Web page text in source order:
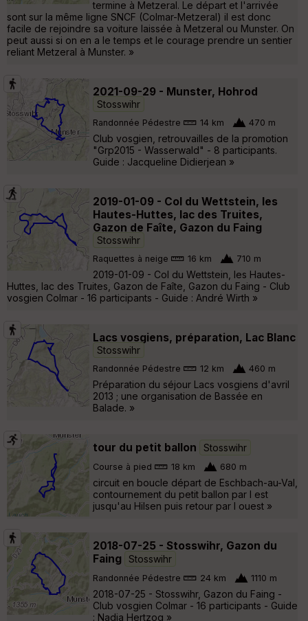
termine à Metzeral. Le départ et l'arrivée
sont sur la même ligne SNCF (Colmar-Metzeral) il est donc
facile de rejoindre sa voiture laissée à Metzeral ou Munster. On
peut aussi si on en a le temps et le courage prendre un sentier
reliant Metzeral à Munster. »
2021-09-29 - Munster, Hohrod
Stosswihr
Randonnée Pédestre 14 km 470 m
Club vosgien, retrouvailles de la promotion
"Grp2015 - Wasserwald" - 8 participants.
Guide : Jacqueline Didierjean »
2019-01-09 - Col du Wettstein, les
Hautes-Huttes, lac des Truites,
Gazon de Faîte, Gazon du Faing
Stosswihr
Raquettes à neige 16 km 710 m
2019-01-09 - Col du Wettstein, les Hautes-
Huttes, lac des Truites, Gazon de Faîte, Gazon du Faing - Club
vosgien Colmar - 16 participants - Guide : André Wirth »
Lacs vosgiens, préparation, Lac Blanc
Stosswihr
Randonnée Pédestre 12 km 460 m
Préparation du séjour Lacs vosgiens d'avril
2013 ; une organisation de Bassée en
Balade. »
tour du petit ballon Stosswihr
Course à pied 18 km 680 m
circuit en boucle départ de Eschbach-au-Val,
contournement du petit ballon par l est
jusqu'au Hilsen puis retour par l ouest »
2018-07-25 - Stosswihr, Gazon du
Faing
Stosswihr
Randonnée Pédestre 24 km 1110 m
2018-07-25 - Stosswihr, Gazon du Faing -
Club vosgien Colmar - 16 participants - Guide
: Nadia Hertzog »